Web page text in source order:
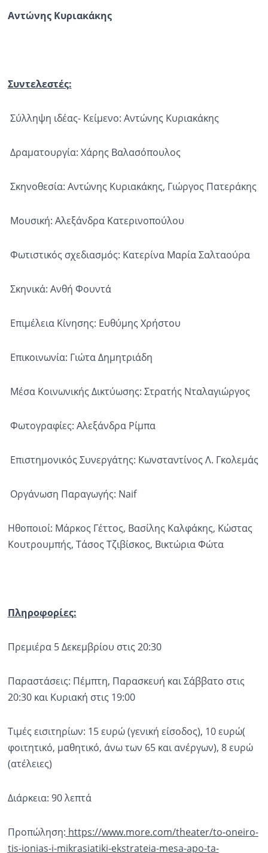
Αντώνης Κυριακάκης
Συντελεστές:
Σύλληψη ιδέας- Κείμενο: Αντώνης Κυριακάκης
Δραματουργία: Χάρης Βαλασόπουλος
Σκηνοθεσία: Αντώνης Κυριακάκης, Γιώργος Πατεράκης
Μουσική: Αλεξάνδρα Κατερινοπούλου
Φωτιστικός σχεδιασμός: Κατερίνα Μαρία Σαλταούρα
Σκηνικά: Ανθή Φουντά
Επιμέλεια Κίνησης: Ευθύμης Χρήστου
Επικοινωνία: Γιώτα Δημητριάδη
Μέσα Κοινωνικής Δικτύωσης: Στρατής Νταλαγιώργος
Φωτογραφίες: Αλεξάνδρα Ρίμπα
Επιστημονικός Συνεργάτης: Κωνσταντίνος Λ. Γκολεμάς
Οργάνωση Παραγωγής: Νaif
Ηθοποιοί: Μάρκος Γέττος, Βασίλης Καλφάκης, Κώστας
Κουτρουμπής, Τάσος Τζιβίσκος, Βικτώρια Φώτα
Πληροφορίες:
Πρεμιέρα 5 Δεκεμβρίου στις 20:30
Παραστάσεις: Πέμπτη, Παρασκευή και Σάββατο στις
20:30 και Κυριακή στις 19:00
Τιμές εισιτηρίων: 15 ευρώ (γενική είσοδος), 10 ευρώ(
φοιτητικό, μαθητικό, άνω των 65 και ανέργων), 8 ευρώ
(ατέλειες)
Διάρκεια: 90 λεπτά
Προπώληση: https://www.more.com/theater/to-oneiro-
tis-ionias-i-mikrasiatiki-ekstrateia-mesa-apo-ta-